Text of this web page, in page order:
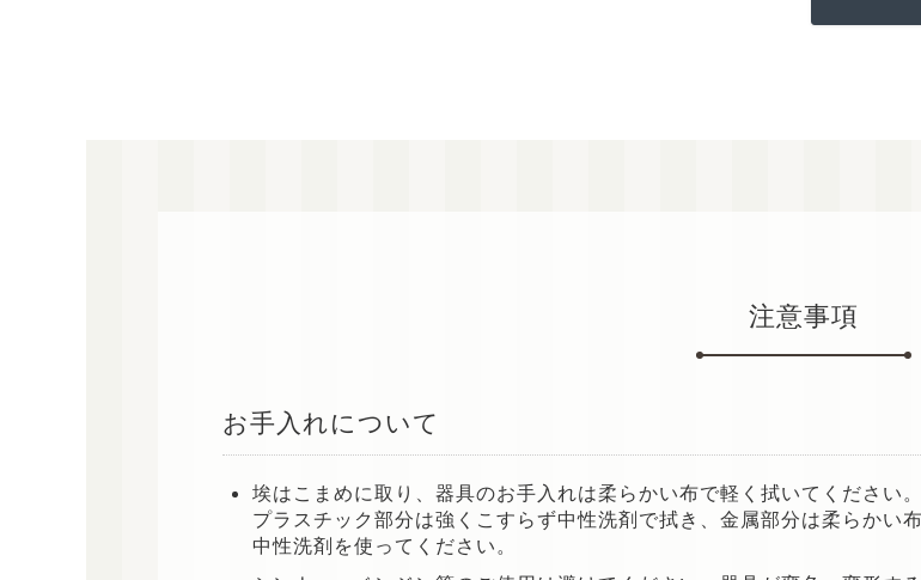
注意事項
お手入れについて
埃はこまめに取り、器具のお手入れは柔らかい布で軽く拭いてください
プラスチック部分は強くこすらず中性洗剤で拭き、金属部分は柔らかい
中性洗剤を使ってください。